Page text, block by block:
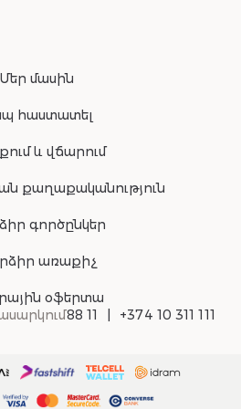
Մեր մասին
հաստատել
և վճարում
քաղաքականություն
գործընկեր
առաքիչ
օֆերտա
88 11 +374 10 311 111